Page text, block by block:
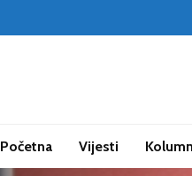
Početna Vijesti